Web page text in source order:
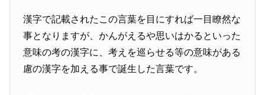
漢字で記載されたこの言葉を目にすれば一目瞭然な
事となりますが、かんがえるや思いはかるといった
意味の考の漢字に、考えを巡らせる等の意味がある
慮の漢字を加える事で誕生した言葉です。